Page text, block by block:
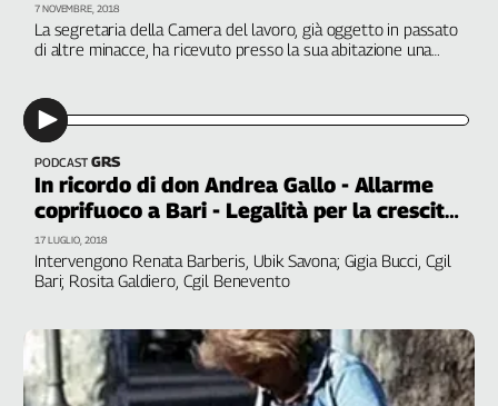
Academy
Collettiva
Rubriche
Collettiva
Talk
settimana
Collettiva
Girasoli
Linea
Economica
La segretaria della Camera del lavoro, già oggetto in passato
di altre minacce, ha ricevuto presso la sua abitazione una
7 NOVEMBRE, 2018
PODCAST GRS
In ricordo di don Andrea Gallo - Allarme
coprifuoco a Bari - Legalità per la crescita
e lo sviluppo
Intervengono Renata Barberis, Ubik Savona; Gigia Bucci, Cgil
Bari; Rosita Galdiero, Cgil Benevento
17 LUGLIO, 2018